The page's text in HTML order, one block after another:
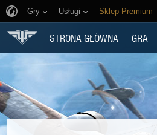
Gry Usługi Sklep Premium
STRONA GŁÓWNA GRA